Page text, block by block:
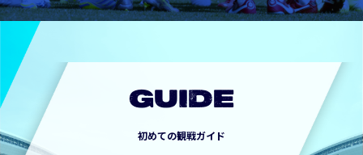
GUIDE
初めての観戦ガイド